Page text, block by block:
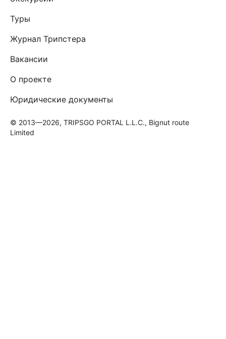
Туры
Журнал Трипстера
Вакансии
О проекте
Юридические документы
© 2013—2026, TRIPSGO PORTAL L.L.C., Bignut route
Limited